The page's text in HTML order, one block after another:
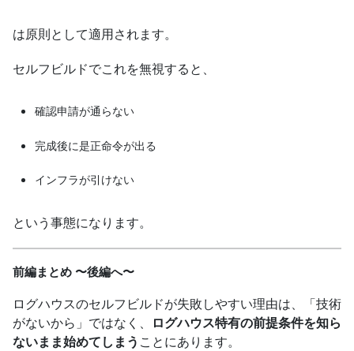
は原則として適用されます。
セルフビルドでこれを無視すると、
確認申請が通らない
完成後に是正命令が出る
インフラが引けない
という事態になります。
前編まとめ 〜後編へ〜
ログハウスのセルフビルドが失敗しやすい理由は、「技術
がないから」ではなく、
ログハウス特有の前提条件を知ら
ないまま始めてしまう ことにあります。